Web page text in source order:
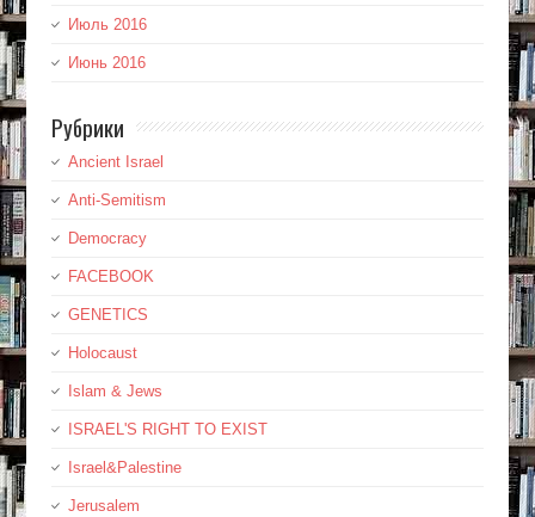
Июль 2016
Июнь 2016
Рубрики
Ancient Israel
Anti-Semitism
Democracy
FACEBOOK
GENETICS
Holocaust
Islam & Jews
ISRAEL'S RIGHT TO EXIST
Israel&Palestine
Jerusalem